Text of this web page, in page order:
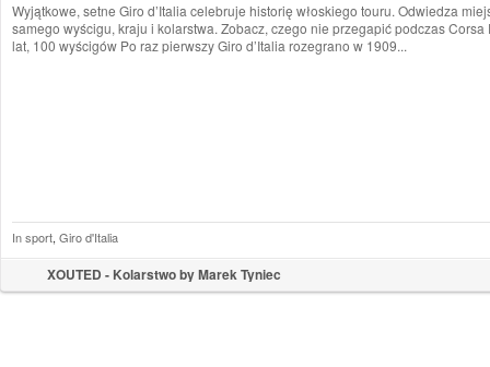
Wyjątkowe, setne Giro d’Italia celebruje historię włoskiego touru. Odwiedza
samego wyścigu, kraju i kolarstwa. Zobacz, czego nie przegapić podczas Corsa
lat, 100 wyścigów Po raz pierwszy Giro d’Italia rozegrano w 1909...
XOUTED - Kolarstwo by Marek Tyniec
In sport, Giro d'Italia